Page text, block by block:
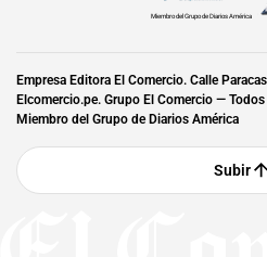
Miembro del Grupo de Diarios América
Empresa Editora El Comercio. Calle
Elcomercio.pe. Grupo El Comercio —
Miembro del Grupo de Diarios América
Subir